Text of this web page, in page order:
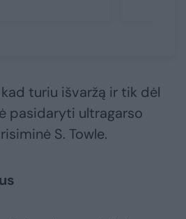
turiu išvaržą ir tik dėl
pasidaryti ultragarso
S. Towle.